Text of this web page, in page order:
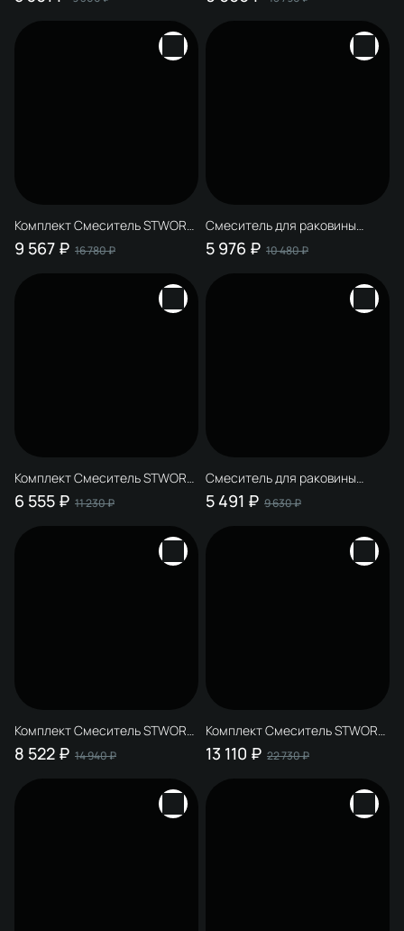
Донный клапан SW-001CR,
Донный клапан SW-001CR
глянцевый хром + Мыльница
Комплект Смеситель STWORKI
Рандерс S19010CR, хром +
Донный клапан SW-001CR
9 567 ₽ 16 780 ₽
Смеситель для раковины
STWORKI Рандерс S19010CR +
Донный клапан SW-001CR,
5 976 ₽ 10 480 ₽
Комплект Смеситель STWORKI
Вестфолл S08010CR, хром +
Донный клапан SW-001CR +
6 555 ₽ 11 230 ₽
Смеситель для раковины
STWORKI Вестфолл S08010CR
+ Донный клапан SW-001CR,
5 491 ₽ 9 630 ₽
Комплект Смеситель STWORKI
Вестфолл S08010CR, хром +
Донный клапан SW-001CR
глянцевый хром + Мыльница
8 522 ₽ 14 940 ₽
Комплект Смеситель STWORKI
Вирклунд S05010CR, хром +
Донный клапан SW-001CR +
глянцевый хром + Мыльница
Дублин S41310CR настенная,
13 110 ₽ 22 730 ₽